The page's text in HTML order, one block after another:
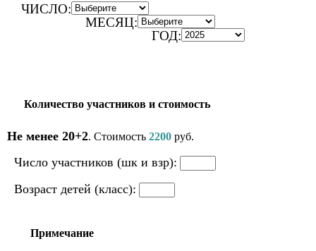
ЧИСЛО:
МЕСЯЦ:
ГОД:
Количество участников и стоимость
Не менее 20+2. Стоимость 2200 руб.
Число участников (шк и взр):
Возраст детей (класс):
Примечание